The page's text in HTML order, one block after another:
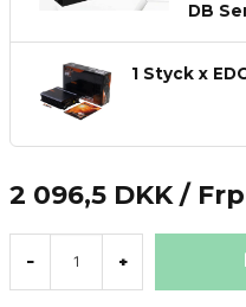
DB
1 Styck x
2 096,5 DKK / Frp
- +